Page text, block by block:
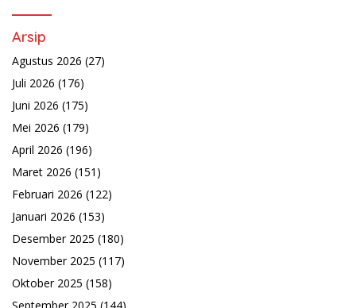
Arsip
Agustus 2026 (27)
Juli 2026 (176)
Juni 2026 (175)
Mei 2026 (179)
April 2026 (196)
Maret 2026 (151)
Februari 2026 (122)
Januari 2026 (153)
Desember 2025 (180)
November 2025 (117)
Oktober 2025 (158)
September 2025 (144)